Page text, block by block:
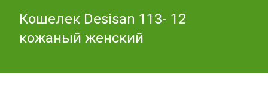
Кошелек Desisan 113- 12
кожаный женский